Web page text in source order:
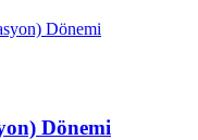
Dönemi